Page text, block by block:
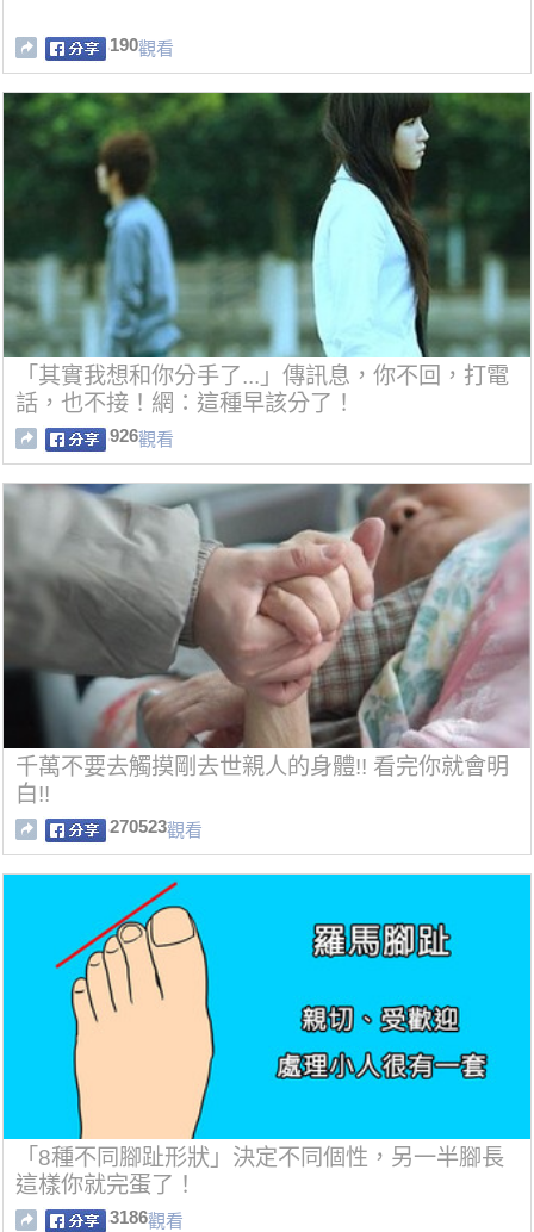
190觀看
「其實我想和你分手了...」傳訊息，你不回，打電
話，也不接！網：這種早該分了！
926觀看
千萬不要去觸摸剛去世親人的身體!! 看完你就會明
白!!
270523觀看
「8種不同腳趾形狀」決定不同個性，另一半腳長
這樣你就完蛋了！
3186觀看